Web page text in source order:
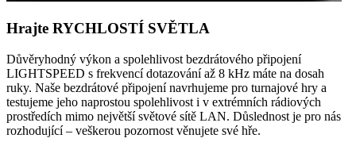
Hrajte RYCHLOSTÍ SVĚTLA
Důvěryhodný výkon a spolehlivost bezdrátového připojení
LIGHTSPEED s frekvencí dotazování až 8 kHz máte na dosah
ruky. Naše bezdrátové připojení navrhujeme pro turnajové hry a
testujeme jeho naprostou spolehlivost i v extrémních rádiových
prostředích mimo největší světové sítě LAN. Důslednost je pro nás
rozhodující – veškerou pozornost věnujete své hře.